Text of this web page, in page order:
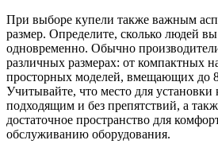
При выборе купели также важным
размер. Определите, сколько людей
одновременно. Обычно
различных размерах: от компактных
просторных моделей, вмещающих до 8
Учитывайте, что место для
подходящим и без препятствий, а
достаточное пространство для
обслуживанию оборудования.